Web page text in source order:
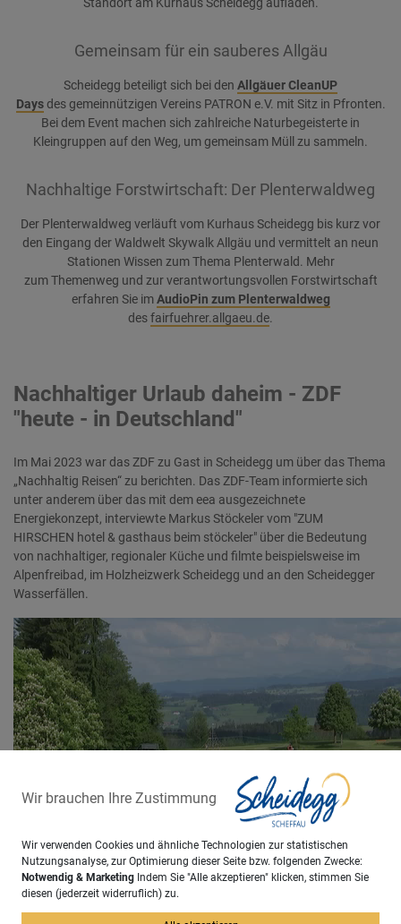
Standort am Kurhaus Scheidegg aufladen.
Gemeinsam für ein sauberes Allgäu
Scheidegg beteiligt sich bei den Allgäuer CleanUP
Days des gemeinnützigen Vereins PATRON e.V. mit Sitz in Pfronten.
Bei dem Event machen sich zahlreiche Naturbegeisterte in
Kleingruppen auf den Weg, um gemeinsam Müll zu sammeln.
Nachhaltige Forstwirtschaft: Der Plenterwaldweg
Der Plenterwaldweg verläuft vom Kurhaus Scheidegg bis kurz vor
den Eingang der Waldwelt Skywalk Allgäu und vermittelt an neun
Stationen Wissen zum Thema Plenterwald. Mehr
zum Themenweg und zur verantwortungsvollen Forstwirtschaft
erfahren Sie imAudioPin zum Plenterwaldweg
desfairfuehrer.allgaeu.de.
Nachhaltiger Urlaub daheim - ZDF
"heute - in Deutschland"
Im Mai 2023 war das ZDF zu Gast in Scheidegg um über das Thema
„Nachhaltig Reisen“ zu berichten. Das ZDF-Team informierte sich
unter anderem über das mit dem eea ausgezeichnete
Energiekonzept, interviewte Markus Stöckeler vom "ZUM
HIRSCHEN hotel & gasthaus beim stöckeler" über die Bedeutung
von nachhaltiger, regionaler Küche und filmte beispielsweise im
Alpenfreibad, im Holzheizwerk Scheidegg und an den Scheidegger
Wasserfällen.
Tipps & Informationen
Wir brauchen Ihre Zustimmung
Wir verwenden Cookies und ähnliche Technologien zur statistischen
Nutzungsanalyse, zur Optimierung dieser Seite bzw. folgenden Zwecke:
Notwendig & Marketing Indem Sie "Alle akzeptieren" klicken, stimmen Sie
diesen (jederzeit widerruflich) zu.